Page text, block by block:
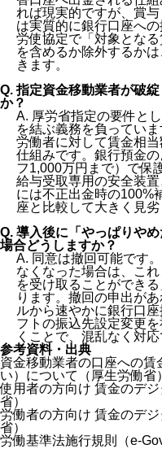
れば現実的ですが、賞
は実質的に銀行口座へ
労使協定で「対象とな
を含めるか除外するか
きます。
Q. 指定資金移動業者が破
か？
A. 厚労省指定の要件と
を結ぶ義務を負ってい
労働者に対して賃金相
仕組みです。銀行預金
フ1,000万円まで）で保
給与受取専用の安全装
には不正出金時の100%
座と比較して大きく見
Q. 導入後に「やっぱりや
場合どうしますか？
A. 同意は撤回可能です
なくなった場合は、こ
を受け取ることができ
ります。撤回の申出が
ルから速やかに銀行口
フトの振込先設定変更
くことで、混乱なく対応
参考資料・出典
資金移動業者の口座への
い）について（厚生労働省）
使用者の方向け 賃金のデ
省）
労働者の方向け 賃金のデ
省）
労働基準法施行規則（e-